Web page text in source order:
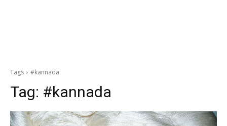
Tags #kannada
Tag: #kannada